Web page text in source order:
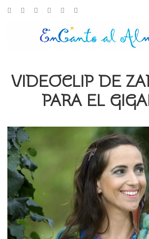
SkipFacebook
Instagram
YoutubeSpotifyiTunesAmazon
VIDEOCLIP DE
PARA EL